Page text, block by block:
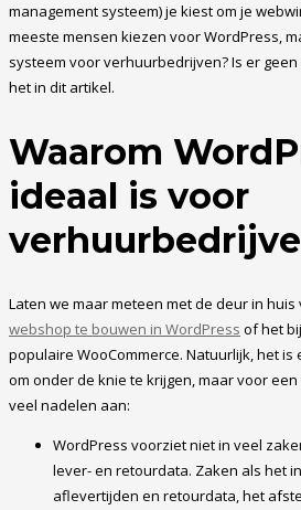
management systeem) je kiest om je
meeste mensen kiezen voor WordPress,
systeem voor verhuurbedrijven? Is er
het in dit artikel.
Waarom
ideaal is voor
Laten we maar meteen met de deur in huis
webshop te bouwen in WordPress of het
populaire WooCommerce. Natuurlijk, het
om onder de knie te krijgen, maar voor
veel nadelen aan:
WordPress voorziet niet in veel
lever- en retourdata. Zaken als het
aflevertijden en retourdata, het